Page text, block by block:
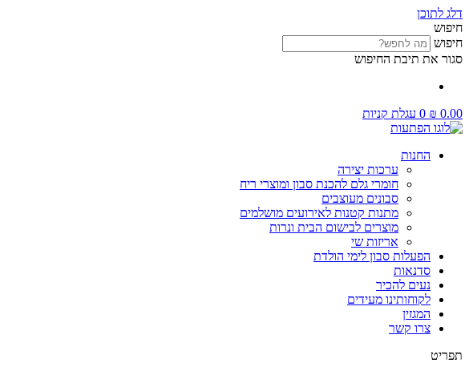
דלג לתוכן
חיפוש
חיפוש
סגור את תיבת החיפוש
₪ 0.00
0 עגלת קניות
החנות
ערכות יצירה
חומרי גלם להכנת סבון ומוצרי ריח
סבונים מעוצבים
מתנות קטנות לאירועים מושלמים
מוצרים לבישום הבית ונרות
אריזות שי
הפעלות סבון לימי הולדת
סדנאות
נעים להכיר
לקוחותינו מעידים
המגזין
צרו קשר
תפריט